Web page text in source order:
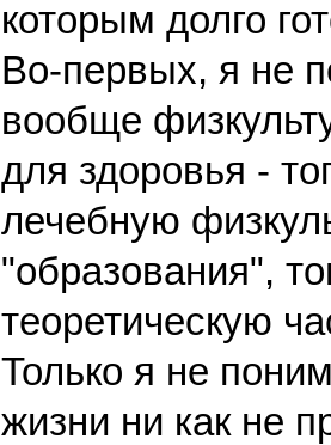
которым долго
Во-первых, я не
вообще
для здоровья -
лечебную
"образования",
теоретическую
Только я не
жизни ни как не